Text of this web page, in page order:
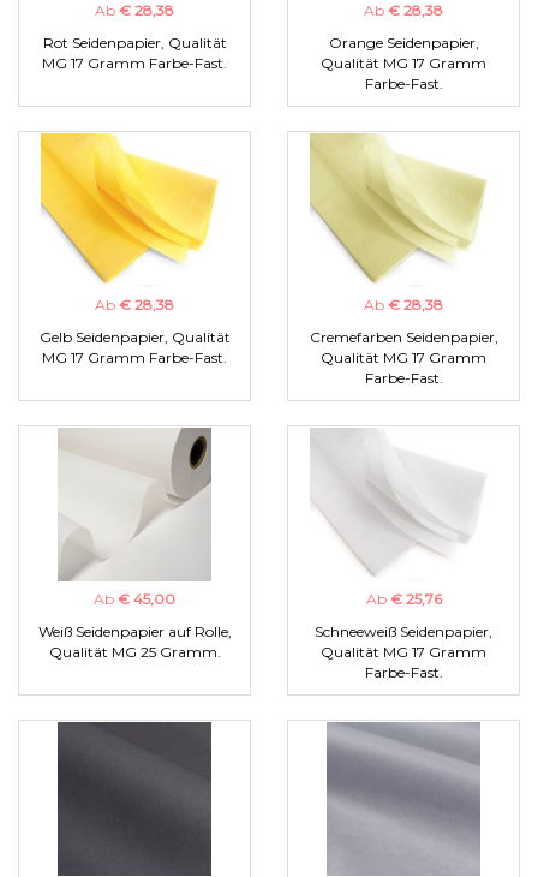
Ab € 28,38
Rot Seidenpapier, Qualität
MG 17 Gramm Farbe-Fast.
Ab € 28,38
Orange Seidenpapier,
Qualität MG 17 Gramm
Farbe-Fast.
Ab € 28,38
Gelb Seidenpapier, Qualität
MG 17 Gramm Farbe-Fast.
Ab € 28,38
Cremefarben Seidenpapier,
Qualität MG 17 Gramm
Farbe-Fast.
Ab € 45,00
Weiß Seidenpapier auf Rolle,
Qualität MG 25 Gramm.
Ab € 25,76
Schneeweiß Seidenpapier,
Qualität MG 17 Gramm
Farbe-Fast.